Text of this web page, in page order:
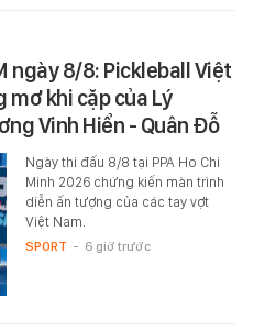
ngày 8/8: Pickleball Việt
khi cặp của Lý
Vinh Hiển - Quân Đỗ
Ngày thi đấu 8/8 tại PPA Ho Chi
Minh 2026 chứng kiến màn trình
diễn ấn tượng của các tay vợt
Việt Nam.
SPORT - 6 giờ trước